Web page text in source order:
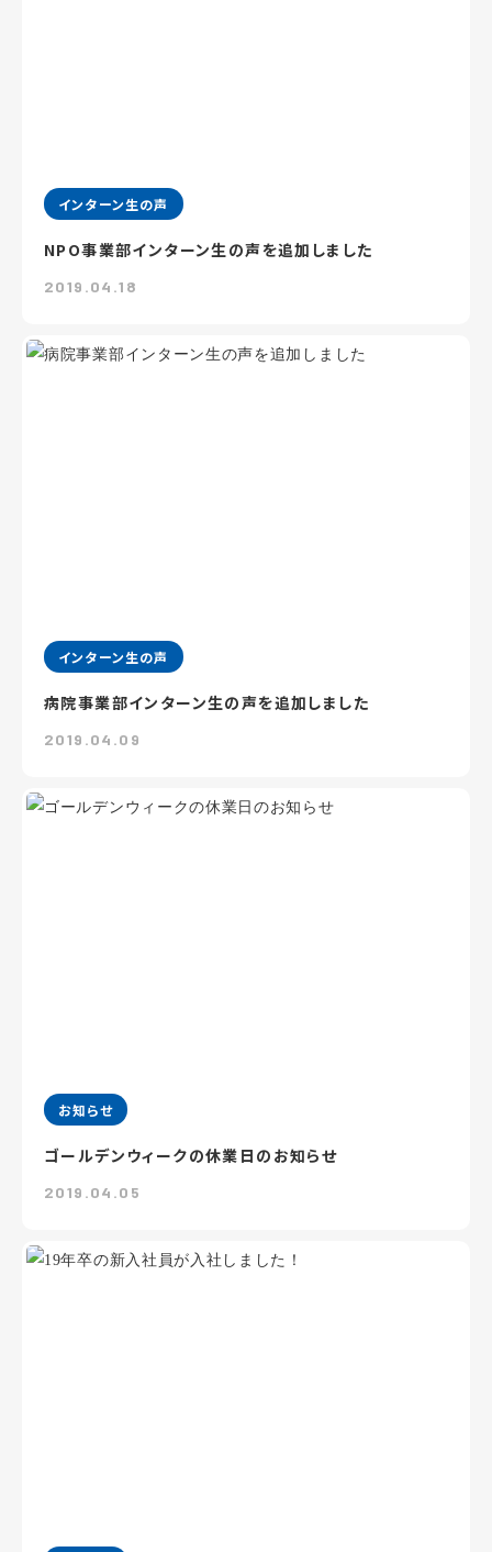
インターン生の声
NPO事業部インターン生の声を追加しました
2019.04.18
インターン生の声
病院事業部インターン生の声を追加しました
2019.04.09
お知らせ
ゴールデンウィークの休業日のお知らせ
2019.04.05